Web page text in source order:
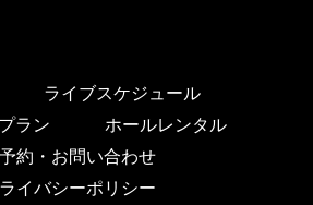
ライブスケジュール
ラン
ホールレンタル
約・お問い合わせ
イバシーポリシー